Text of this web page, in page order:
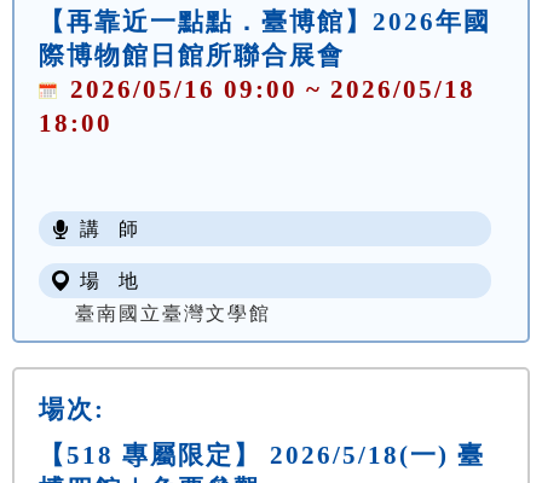
【再靠近一點點．臺博館】2026年國
際博物館日館所聯合展會
2026/05/16 09:00 ~ 2026/05/18
18:00
講 師
場 地
臺南國立臺灣文學館
場次:
【518 專屬限定】 2026/5/18(一) 臺